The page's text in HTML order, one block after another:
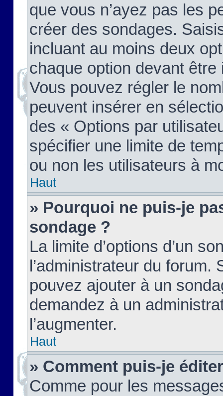
que vous n’ayez pas les
créer des sondages.
incluant au moins deux
chaque option devant
Vous pouvez régler le
peuvent insérer en
des « Options par
spécifier une limite de
ou non les utilisateurs à
Haut
» Pourquoi ne puis-je
sondage ?
La limite d’options d’un
l’administrateur du forum.
pouvez ajouter à un
demandez à un
l’augmenter.
Haut
» Comment puis-je
Comme pour les